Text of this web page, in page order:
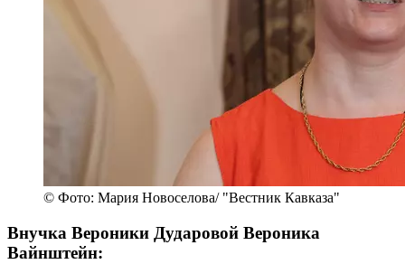
© Фото: Мария Новоселова/ "Вестник Кавказа"
Внучка Вероники Дударовой Вероника
Вайнштейн: